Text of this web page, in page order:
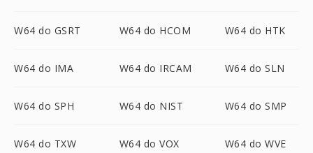
W64 do GSRT W64 do HCOM W64 do HTK
W64 do IMA W64 do IRCAM W64 do SLN
W64 do SPH W64 do NIST W64 do SMP
W64 do TXW W64 do VOX W64 do WVE